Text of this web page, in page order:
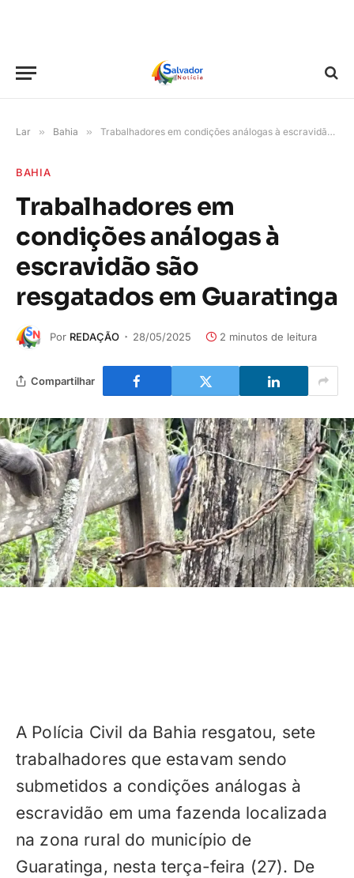
Lar » Bahia » Trabalhadores em condições análogas à escravidão são resgatados em Guaratinga
BAHIA
Trabalhadores em
condições análogas à
escravidão são
resgatados em Guaratinga
Por REDAÇÃO 28/05/2025 2 minutos de leitura
Compartilhar
A Polícia Civil da Bahia resgatou, sete
trabalhadores que estavam sendo
submetidos a condições análogas à
escravidão em uma fazenda localizada
na zona rural do município de
Guaratinga, nesta terça-feira (27). De